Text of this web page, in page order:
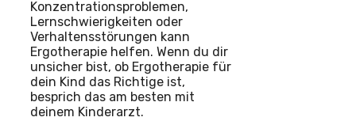
Konzentrationsproblemen,
Lernschwierigkeiten oder
Verhaltensstörungen kann
Ergotherapie helfen. Wenn du dir
unsicher bist, ob Ergotherapie für
dein Kind das Richtige ist,
besprich das am besten mit
deinem Kinderarzt.